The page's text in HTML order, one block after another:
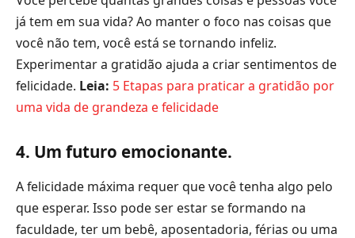
já tem em sua vida? Ao manter o foco nas coisas que
você não tem, você está se tornando infeliz.
Experimentar a gratidão ajuda a criar sentimentos de
felicidade. Leia: 5 Etapas para praticar a gratidão por
uma vida de grandeza e felicidade
4. Um futuro emocionante.
A felicidade máxima requer que você tenha algo pelo
que esperar. Isso pode ser estar se formando na
faculdade, ter um bebê, aposentadoria, férias ou uma